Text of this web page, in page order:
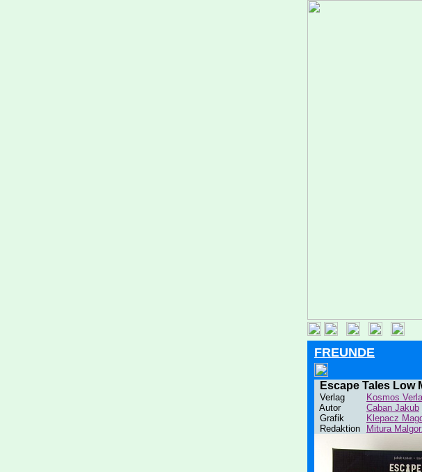
FREUNDE
Escape Tales Low
Verlag
Kosmos
Autor
Caban Jakub
Grafik
Klepacz
Redaktion
Mitura